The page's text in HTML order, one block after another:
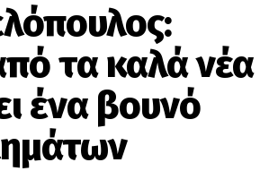
τα καλά νέα
ένα βουνό